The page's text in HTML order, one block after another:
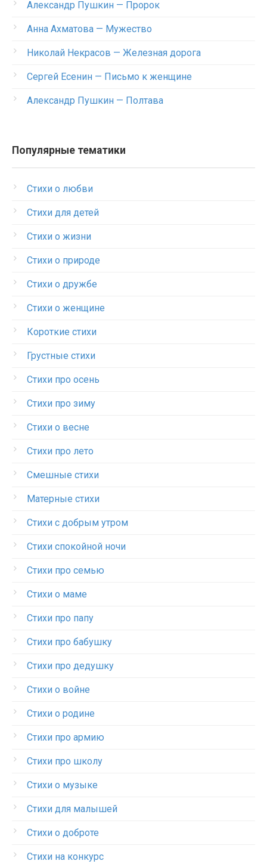
Александр Пушкин — Пророк
Анна Ахматова — Мужество
Николай Некрасов — Железная дорога
Сергей Есенин — Письмо к женщине
Александр Пушкин — Полтава
Популярные тематики
Стихи о любви
Стихи для детей
Стихи о жизни
Стихи о природе
Стихи о дружбе
Стихи о женщине
Короткие стихи
Грустные стихи
Стихи про осень
Стихи про зиму
Стихи о весне
Стихи про лето
Смешные стихи
Матерные стихи
Стихи с добрым утром
Стихи спокойной ночи
Стихи про семью
Стихи о маме
Стихи про папу
Стихи про бабушку
Стихи про дедушку
Стихи о войне
Стихи о родине
Стихи про армию
Стихи про школу
Стихи о музыке
Стихи для малышей
Стихи о доброте
Стихи на конкурс